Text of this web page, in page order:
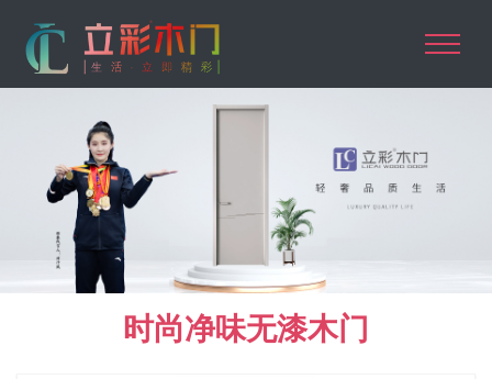
时尚净味无漆木门